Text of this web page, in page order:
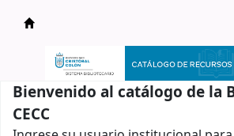
Catálogo en línea
Bienvenido al catálogo de la
CECC